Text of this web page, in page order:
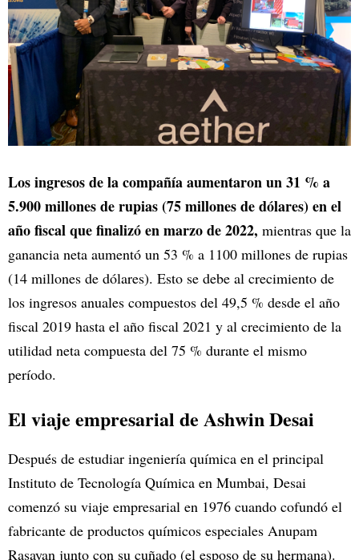
Los ingresos de la compañía aumentaron un 31 % a
5.900 millones de rupias (75 millones de dólares) en el
año fiscal que finalizó en marzo de 2022, mientras que la
ganancia neta aumentó un 53 % a 1100 millones de rupias
(14 millones de dólares). Esto se debe al crecimiento de
los ingresos anuales compuestos del 49,5 % desde el año
fiscal 2019 hasta el año fiscal 2021 y al crecimiento de la
utilidad neta compuesta del 75 % durante el mismo
período.
El viaje empresarial de Ashwin Desai
Después de estudiar ingeniería química en el principal
Instituto de Tecnología Química en Mumbai, Desai
comenzó su viaje empresarial en 1976 cuando cofundó el
fabricante de productos químicos especiales Anupam
Rasayan junto con su cuñado (el esposo de su hermana).